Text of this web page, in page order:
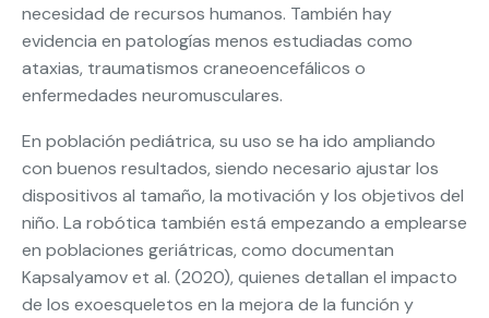
necesidad de recursos humanos. También hay
evidencia en patologías menos estudiadas como
ataxias, traumatismos craneoencefálicos o
enfermedades neuromusculares.
En población pediátrica, su uso se ha ido ampliando
con buenos resultados, siendo necesario ajustar los
dispositivos al tamaño, la motivación y los objetivos del
niño. La robótica también está empezando a emplearse
en poblaciones geriátricas, como documentan
Kapsalyamov et al. (2020), quienes detallan el impacto
de los exoesqueletos en la mejora de la función y